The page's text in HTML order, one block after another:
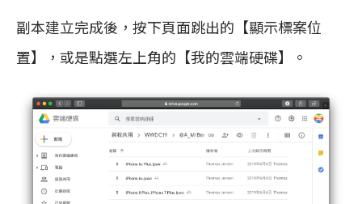
副本建立完成後，按下頁面跳出的【顯示標案位
置】，或是點選左上角的【我的雲端硬碟】。